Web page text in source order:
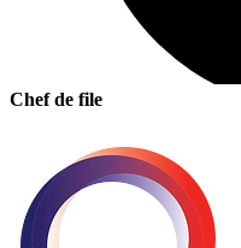
Chef de file